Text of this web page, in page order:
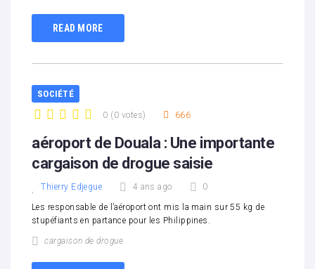
READ MORE
SOCIÉTÉ
0 ( 0 votes) 666
aéroport de Douala : Une importante
cargaison de drogue saisie
Thierry Edjegue 4 ans ago 0
Les responsable de l’aéroport ont mis la main sur 55 kg de
stupéfiants en partance pour les Philippines.
cargaison de drogue